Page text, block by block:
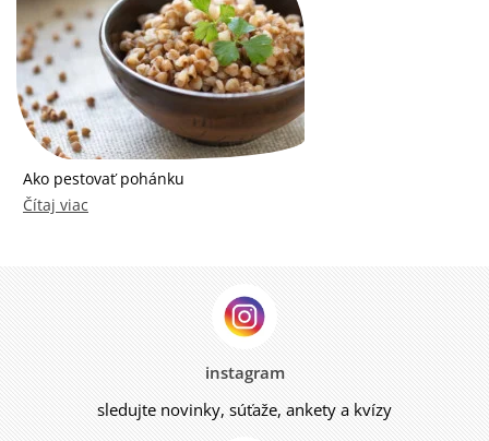
Ako pestovať pohánku
Čítaj viac
instagram
sledujte novinky, súťaže, ankety a kvízy